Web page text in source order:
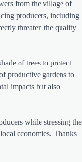
from the village of
producers, including
threaten the quality
of trees to protect
productive gardens to
impacts but also
while stressing the
economies. Thanks